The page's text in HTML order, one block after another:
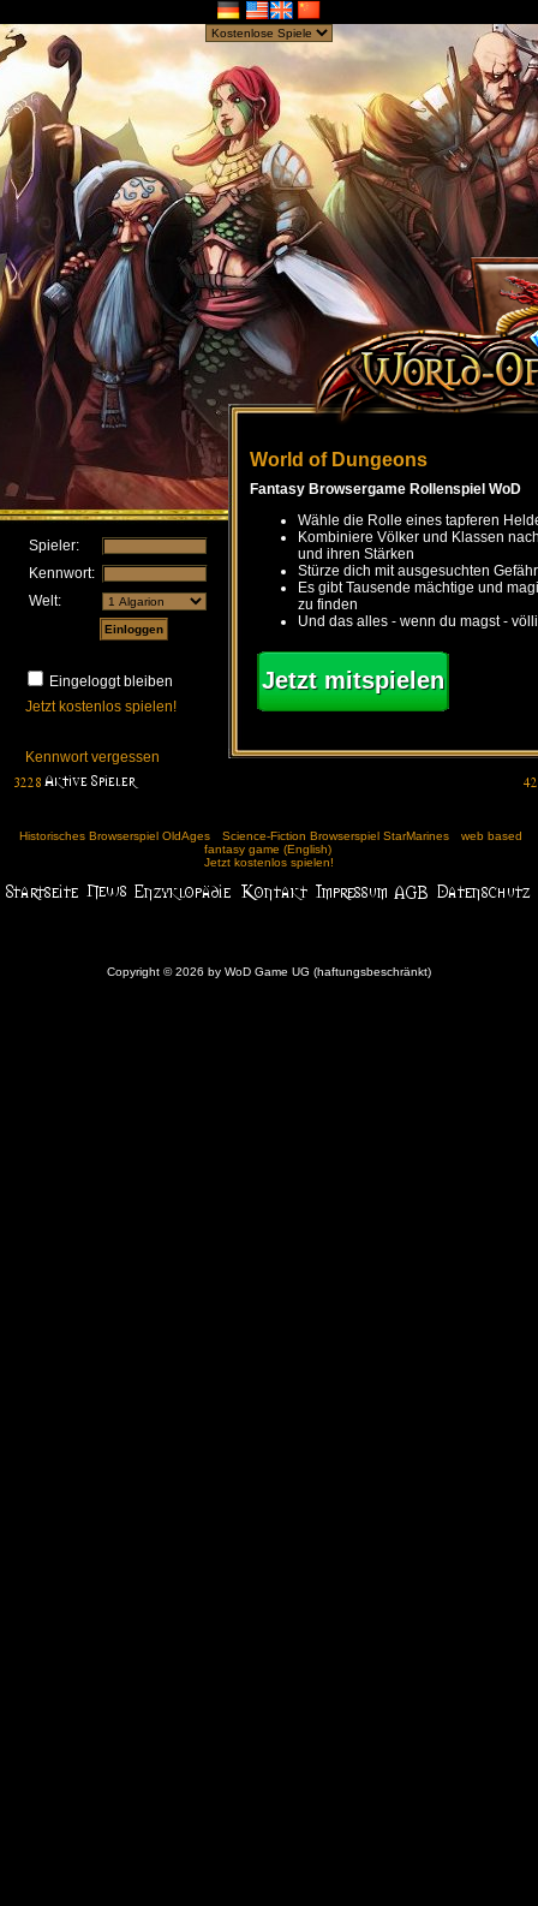
Spieler:
Kennwort:
Welt:
Eingeloggt bleiben
Jetzt kostenlos spielen!
Kennwort vergessen
World of Dungeons
Fantasy Browsergame Rollenspiel WoD
Wähle die Rolle eines tapferen
Kombiniere Völker und Klassen
und ihren Stärken
Stürze dich mit ausgesuchten
Es gibt Tausende mächtige und
zu finden
Und das alles - wenn du magst -
Jetzt mitspielen
Historisches Browserspiel OldAges Science-Fiction Browserspiel StarMarines
web based
fantasy game (English)
Jetzt kostenlos spielen!
Copyright © 2026 by WoD Game UG (haftungsbeschränkt)